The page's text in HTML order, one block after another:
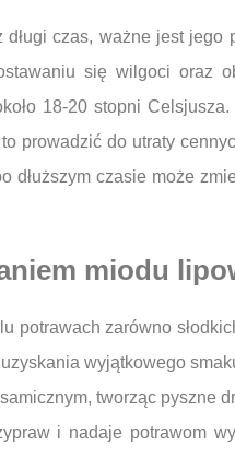
czas, ważne jest jego
się wilgoci oraz
18-20 stopni
prowadzić do utraty
dłuższym czasie może
miodu
potrawach zarówno
wyjątkowego
tworząc pyszne
i nadaje potrawom